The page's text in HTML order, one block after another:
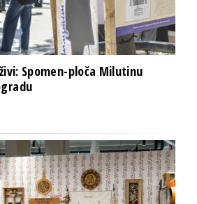
Spomen-ploča Milutinu